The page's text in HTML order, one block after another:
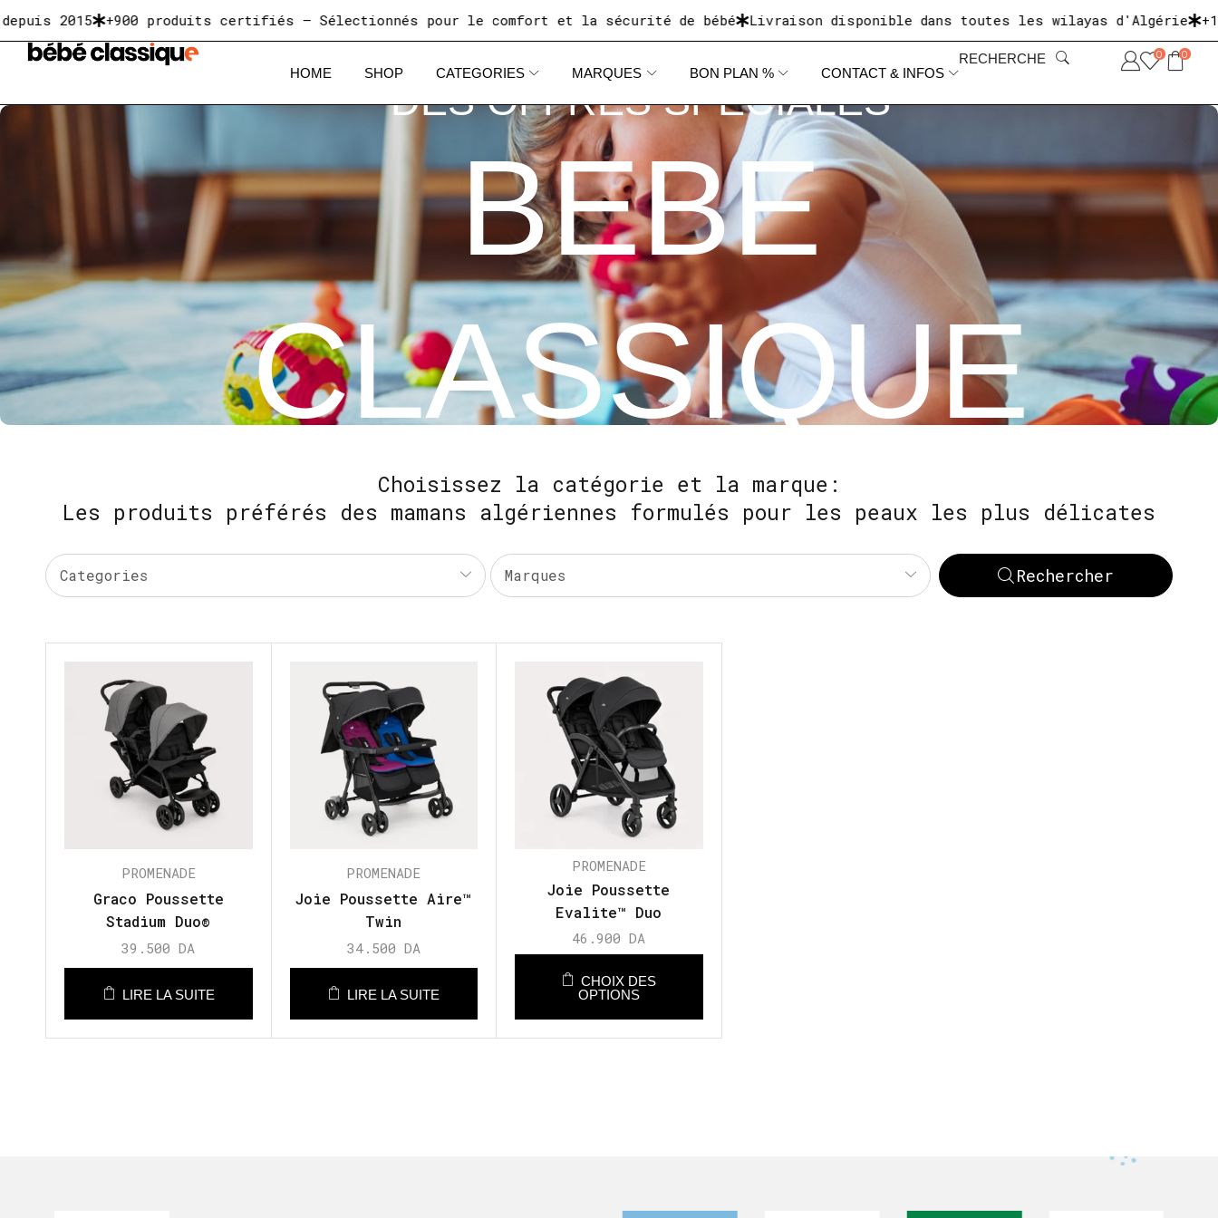
+900 produits certifiés — Sélectionnés pour le comfort et la sécurité de bébé Livraison disponible dans toutes les wilayas d'Algérie +10 000
HOME SHOP CATEGORIES MARQUES BON PLAN % CONTACT & INFOS
RECHERCHE 0 0
DES OFFRES SPECIALES
BEBE
CLASSIQUE
Choisissez la catégorie et la marque:
Les produits préférés des mamans algériennes formulés pour les peaux les plus délicates
Categories Marques Rechercher
PROMENADE
Graco Poussette
Stadium Duo®
39.500DA
LIRE LA SUITE
PROMENADE
Joie Poussette Aire™
Twin
34.500 DA
LIRE LA SUITE
PROMENADE
Joie Poussette
Evalite™ Duo
46.900DA
CHOIX DES
OPTIONS